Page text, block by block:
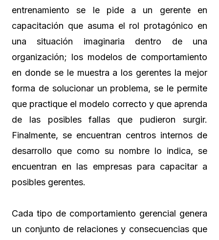
entrenamiento se le pide a un gerente en
capacitación que asuma el rol protagónico en
una situación imaginaria dentro de una
organización; los modelos de comportamiento
en donde se le muestra a los gerentes la mejor
forma de solucionar un problema, se le permite
que practique el modelo correcto y que aprenda
de las posibles fallas que pudieron surgir.
Finalmente, se encuentran centros internos de
desarrollo que como su nombre lo indica, se
encuentran en las empresas para capacitar a
posibles gerentes.
Cada tipo de comportamiento gerencial genera
un conjunto de relaciones y consecuencias que